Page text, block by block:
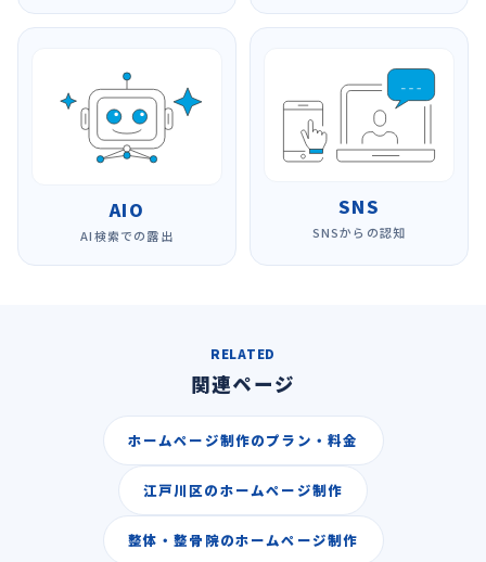
AIO
AI検索での露出
SNS
SNSからの認知
RELATED
関連ページ
ホームページ制作のプラン・料金
江戸川区のホームページ制作
整体・整骨院のホームページ制作